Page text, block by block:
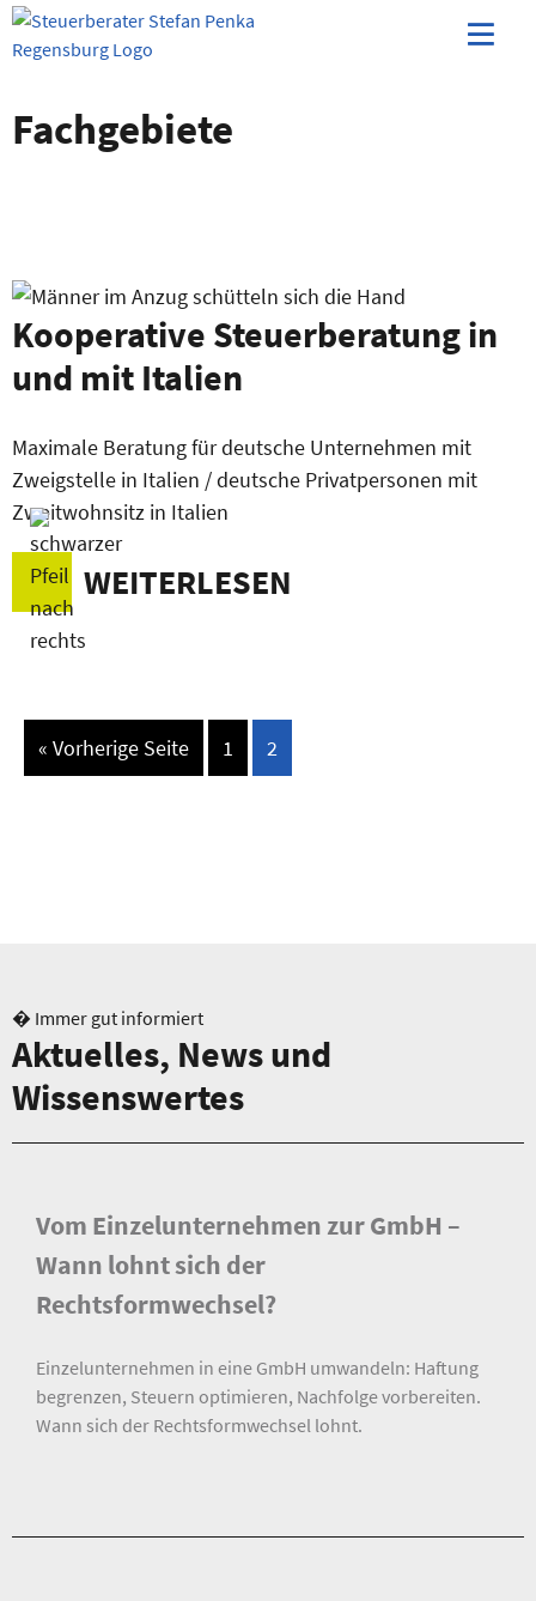
Skip
to
Fachgebiete
Kooperative Steuerberatung in
und mit Italien
Maximale Beratung für deutsche Unternehmen mit
Zweigstelle in Italien / deutsche Privatpersonen mit
Zweitwohnsitz in Italien
WEITERLESEN
« Vorherige Seite 1 2
� Immer gut informiert
Aktuelles, News und
Wissenswertes
Vom Einzelunternehmen zur GmbH –
Wann lohnt sich der
Rechtsformwechsel?
Einzelunternehmen in eine GmbH umwandeln: Haftung
begrenzen, Steuern optimieren, Nachfolge vorbereiten.
Wann sich der Rechtsformwechsel lohnt.